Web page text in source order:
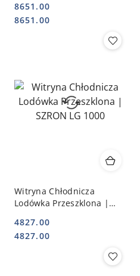
1300l STALGAST 830130
Cena:
8651.00
Cena:
8651.00
Witryna Chłodnicza
Lodówka Przeszklona |
Cena:
4827.00
Cena:
4827.00